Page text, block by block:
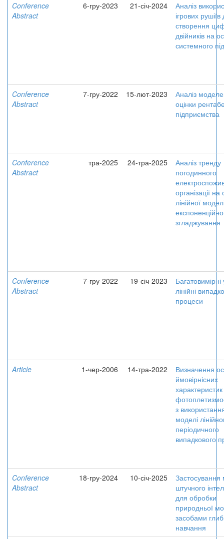
Conference
Abstract
6-гру-2023 21-січ-2024
Аналіз
ігрових
створення
двійників на
системного
Conference
Abstract
7-гру-2022 15-лют-2023
Аналіз
оцінки
підприємства
Conference
Abstract
тра-2025 24-тра-2025
Аналіз тренду
погодинного
організації на
лінійної
згладжування
Conference
Abstract
7-гру-2022 19-січ-2023
Багатовимірні
лінійні
процеси
Article 1-чер-2006 14-тра-2022
Визначення
ймовірнісних
характеристик
з
моделі
періодичного
випадкового
Conference
Abstract
18-гру-2024 10-січ-2025
Застосування
штучного
для обробки
природньої
засобами
навчання